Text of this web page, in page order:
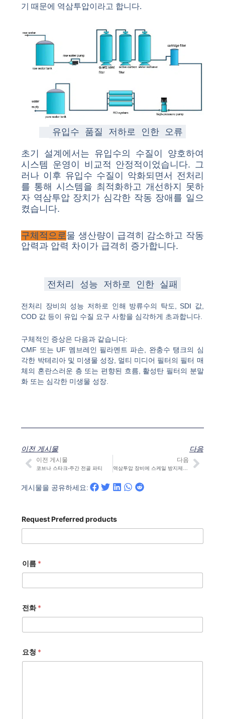
기 때문에 역삼투압이라고 합니다.
유입수 품질 저하로 인한 오류
초기 설계에서는 유입수의 수질이 양호하여
시스템 운영이 비교적 안정적이었습니다. 그
러나 이후 유입수 수질이 악화되면서 전처리
를 통해 시스템을 최적화하고 개선하지 못하
자 역삼투압 장치가 심각한 작동 장애를 일으
켰습니다.
구체적으로물 생산량이 급격히 감소하고 작동
압력과 압력 차이가 급격히 증가합니다.
전처리 성능 저하로 인한 실패
전처리 장비의 성능 저하로 인해 방류수의 탁도, SDI 값,
COD 값 등이 유입 수질 요구 사항을 심각하게 초과합니다.
구체적인 증상은 다음과 같습니다:
CMF 또는 UF 멤브레인 필라멘트 파손, 완충수 탱크의 심
각한 박테리아 및 미생물 성장, 멀티 미디어 필터의 필터 매
체의 혼란스러운 층 또는 편향된 흐름, 활성탄 필터의 분말
화 또는 심각한 미생물 성장.
이전 게시물 다음
이전
이전 게시물
코브나 스타크-주간 전골 파티
다음다음
게시물을 공유하세요:
Request Preferred products
이름 *
전화*
요청 *